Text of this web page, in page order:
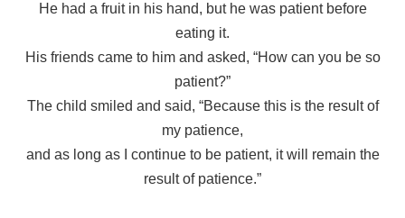
He had a fruit in his hand, but he was patient before
eating it.
His friends came to him and asked, “How can you be so
patient?”
The child smiled and said, “Because this is the result of
my patience,
and as long as I continue to be patient, it will remain the
result of patience.”